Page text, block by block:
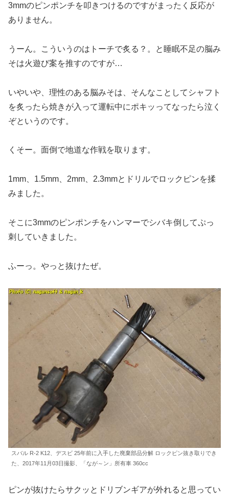
3mmのピンポンチを叩きつけるのですがまったく反応が
ありません。
うーん。こういうのはトーチで炙る？。と睡眠不足の脳み
そは火遊び案を推すのですが…
いやいや、理性のある脳みそは、そんなことしてシャフト
を炙ったら焼きが入って運転中にポキッってなったら泣く
ぞというのです。
くそー。面倒で地道な作戦を取ります。
1mm、1.5mm、2mm、2.3mmとドリルでロックピンを揉
みました。
そこに3mmのピンポンチをハンマーでシバキ倒してぷっ
刺していきました。
ふーっ。やっと抜けたぜ。
スバル R-2 K12、デスビ 25年前に入手した廃棄部品分解 ロックピン抜き取りでき
た、2017年11月03日撮影、「なが～ン」所有車 360cc
ピンが抜けたらサクッとドリブンギアが外れると思ってい